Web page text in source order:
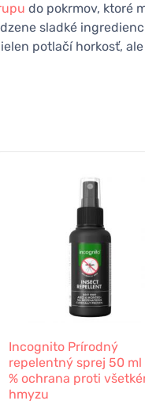
do pokrmov, ktoré
sladké
potlačí horkosť,
Incognito Prírodný
repelentný sprej 50 ml
% ochrana proti
hmyzu